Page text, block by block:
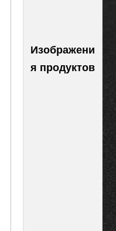
Изображени
я продуктов